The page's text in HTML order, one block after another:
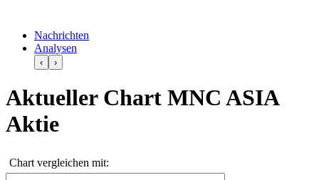
Nachrichten
Analysen
‹ ›
Aktueller Chart MNC ASIA
Aktie
Chart vergleichen mit: